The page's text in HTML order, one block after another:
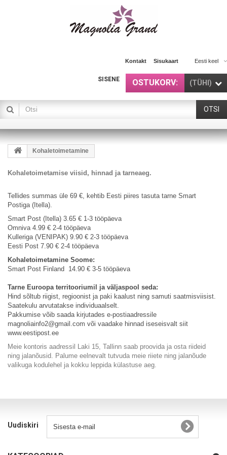
Eesti keel
Kontakt Sisukaart
OSTUKORV: (TÜHI)
SISENE
OTSI
Kohaletoimetamine
Kohaletoimetamise viisid, hinnad ja tarneaeg.
Tellides summas üle 69 €, kehtib Eesti piires tasuta tarne Smart
Postiga (Itella).
Smart Post (Itella) 3.65 € 1-3 tööpäeva
Omniva 4.99 € 2-4 tööpäeva
Kulleriga (VENIPAK) 9.90 € 2-3 tööpäeva
Eesti Post 7.90 € 2-4 tööpäeva
Kohaletoimetamine Soome:
Smart Post Finland 14.90 € 3-5 tööpäeva
Tarne Euroopa territooriumil ja väljaspool seda:
Hind sõltub riigist, regioonist ja paki kaalust ning samuti saatmisviisist.
Saatekulu arvutatakse individuaalselt.
Pakkumise võib saada kirjutades e-postiaadressile
magnoliainfo2@gmail.com või vaadake hinnad iseseisvalt siit
www.eestipost.ee
Meie kontoris aadressil Laki 15, Tallinn saab proovida ja osta riideid
ning jalanõusid. Palume eelnevalt tutvuda meie riiete ning jalanõude
valikuga kodulehel ja kokku leppida külastuse aeg.
Uudiskiri